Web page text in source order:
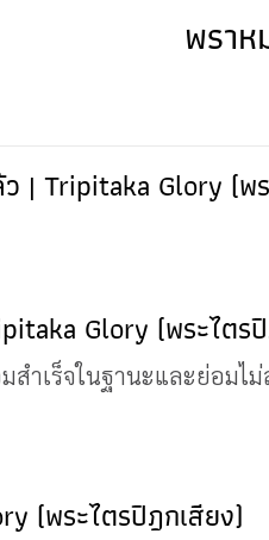
พรา
| Tripitaka Glory (พ
Glory (พระไตร
ำเร็จในฐานะและย่อมไ
(พระไตรปิฎกเสียง)